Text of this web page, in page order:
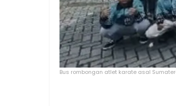
Bus rombongan atlet karate asal